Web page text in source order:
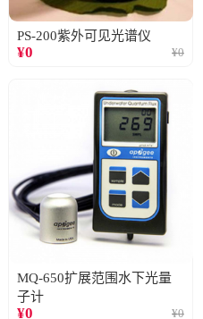
PS-200紫外可见光谱仪
¥0 ¥0
MQ-650扩展范围水下光量
子计
¥0 ¥0